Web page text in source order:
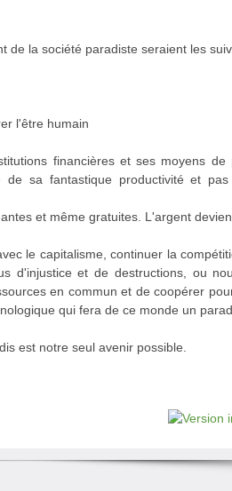
de la société paradiste seraient les
l'être humain
financières et ses moyens de
sa fantastique productivité et pas
et même gratuites. L'argent
le capitalisme, continuer la
d'injustice et de destructions, ou
en commun et de coopérer
qui fera de ce monde un
est notre seul avenir possible.